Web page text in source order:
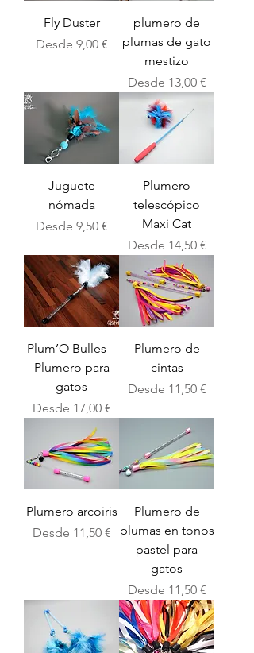
Fly Duster
Desde 9,00 €
Precio de oferta
plumero de
plumas de gato
mestizo
Desde 13,00 €
Precio de oferta
Juguete
nómada
Desde 9,50 €
Precio de oferta
Plumero
telescópico
Maxi Cat
Desde 14,50 €
Precio de oferta
Plum’O Bulles –
Plumero para
gatos
Desde 17,00 €
Precio de oferta
Plumero de
cintas
Desde 11,50 €
Precio de oferta
Plumero arcoiris
Desde 11,50 €
Precio de oferta
Plumero de
plumas en tonos
pastel para
gatos
Desde 11,50 €
Precio de oferta